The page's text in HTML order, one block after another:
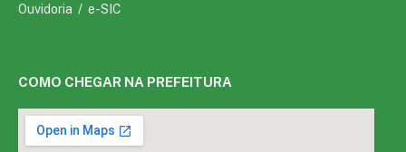
Ouvidoria / e-SIC
COMO CHEGAR NA PREFEITURA